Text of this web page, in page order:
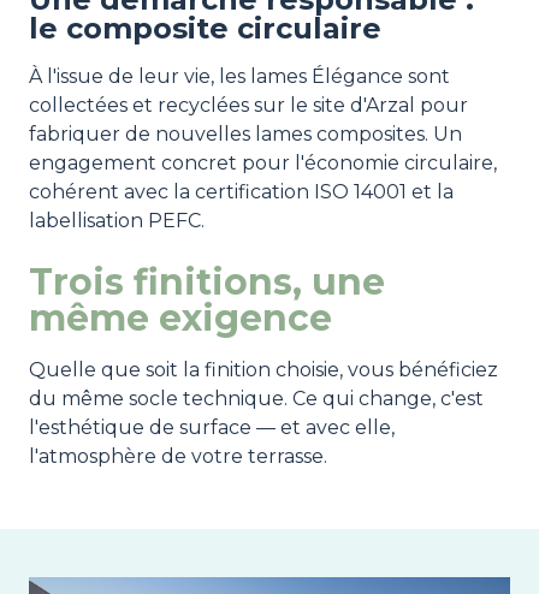
le composite circulaire
À l'issue de leur vie, les lames Élégance sont
collectées et recyclées sur le site d'Arzal pour
fabriquer de nouvelles lames composites. Un
engagement concret pour l'économie circulaire,
cohérent avec la certification ISO 14001 et la
labellisation PEFC.
Trois finitions, une
même exigence
Quelle que soit la finition choisie, vous bénéficiez
du même socle technique. Ce qui change, c'est
l'esthétique de surface — et avec elle,
l'atmosphère de votre terrasse.